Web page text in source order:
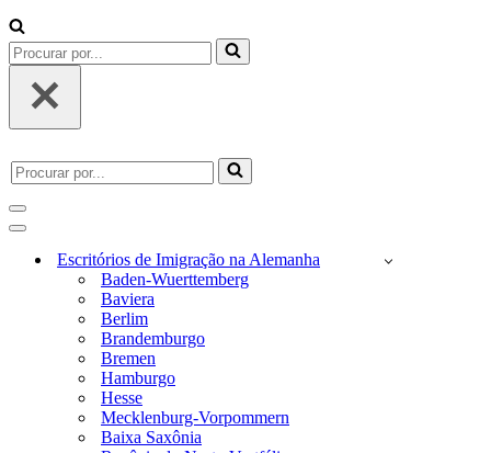
Procurar
por...
Procurar
por...
menu
de
menu
navegaçãoEscritórios de Imigração na Alemanha
Baden-Wuerttemberg
Baviera
Berlim
Brandemburgo
Bremen
Hamburgo
Hesse
Mecklenburg-Vorpommern
Baixa Saxônia